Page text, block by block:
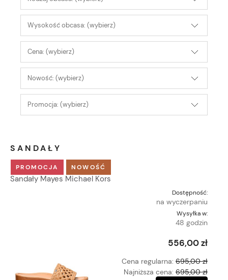
Wysokość obcasa: (wybierz)
Cena: (wybierz)
Nowość: (wybierz)
Promocja: (wybierz)
SANDAŁY
Sandały Mayes Michael Kors
Dostępność:
na wyczerpaniu
Wysyłka w:
48 godzin
556,00 zł
Cena regularna: 695,00 zł
Najniższa cena: 695,00 zł
PROMOCJA NOWOŚĆ